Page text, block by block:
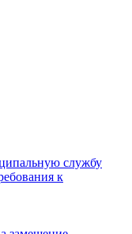
службу
к